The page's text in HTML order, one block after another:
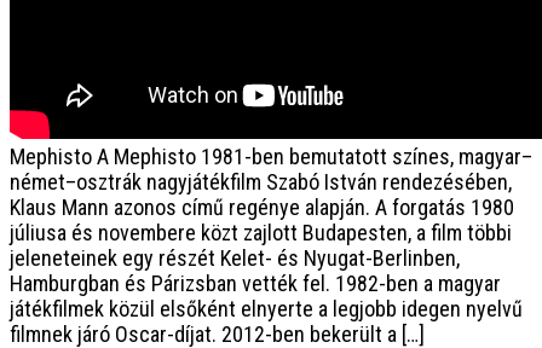
MephistoA Mephisto 1981-ben bemutatott színes, magyar–
német–osztrák nagyjátékfilm Szabó István rendezésében,
Klaus Mann azonos című regénye alapján. A forgatás 1980
júliusa és novembere közt zajlott Budapesten, a film többi
jeleneteinek egy részét Kelet- és Nyugat-Berlinben,
Hamburgban és Párizsban vették fel. 1982-ben a magyar
játékfilmek közül elsőként elnyerte a legjobb idegen nyelvű
filmnek járó Oscar-díjat. 2012-ben bekerült a […]